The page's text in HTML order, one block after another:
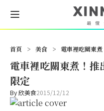
首頁 > 美食 > 電車裡吃關東
電車裡吃關東煮！推
限定
By欣美食2015/12/12